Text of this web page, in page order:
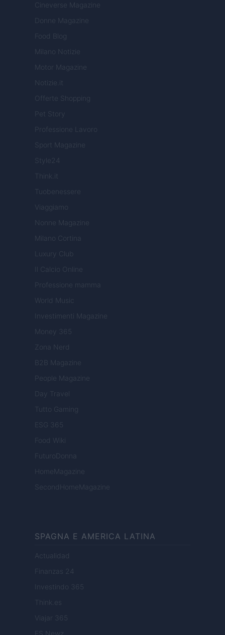
Cineverse Magazine
Donne Magazine
Food Blog
Milano Notizie
Motor Magazine
Notizie.it
Offerte Shopping
Pet Story
Professione Lavoro
Sport Magazine
Style24
Think.it
Tuobenessere
Viaggiamo
Nonne Magazine
Milano Cortina
Luxury Club
Il Calcio Online
Professione mamma
World Music
Investimenti Magazine
Money 365
Zona Nerd
B2B Magazine
People Magazine
Day Travel
Tutto Gaming
ESG 365
Food Wiki
FuturoDonna
HomeMagazine
SecondHomeMagazine
SPAGNA E AMERICA LATINA
Actualidad
Finanzas 24
Investindo 365
Think.es
Viajar 365